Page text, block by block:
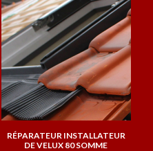
RÉPARATEUR INSTALLATEUR
DE VELUX 80 SOMME